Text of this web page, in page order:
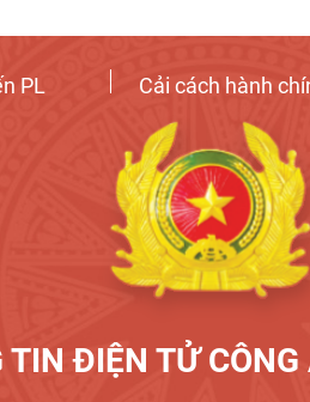
TIN ĐIỆN TỬ
PL Cải cách hành